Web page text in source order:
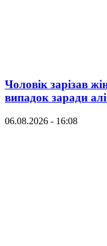
Чоловік зарізав
випадок заради
06.08.2026 - 16:08